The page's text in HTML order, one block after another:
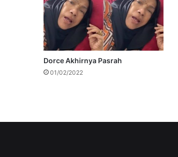
Dorce Akhirnya Pasrah
01/02/2022